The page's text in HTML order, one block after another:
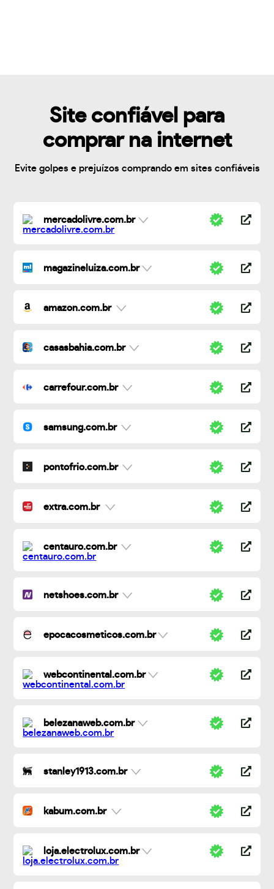
Site confiável para
comprar na internet
Evite golpes e prejuízos comprando em sites confiáveis
mercadolivre.com.br
magazineluiza.com.br
amazon.com.br
casasbahia.com.br
carrefour.com.br
samsung.com.br
pontofrio.com.br
extra.com.br
centauro.com.br
netshoes.com.br
epocacosmeticos.com.br
webcontinental.com.br
belezanaweb.com.br
stanley1913.com.br
kabum.com.br
loja.electrolux.com.br